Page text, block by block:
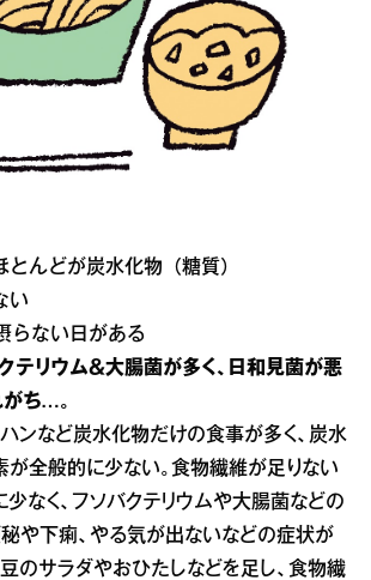
とんどが炭水化物（糖質）
い
らない日がある
クテリウム＆大腸菌が多く、日和見菌が悪
ち…。
ンなど炭水化物だけの食事が多く、炭水
全般的に少ない。食物繊維が足りない
なく、フソバクテリウムや大腸菌などの
や下痢、やる気が出ないなどの症状が
のサラダやおひたしなどを足し、食物繊